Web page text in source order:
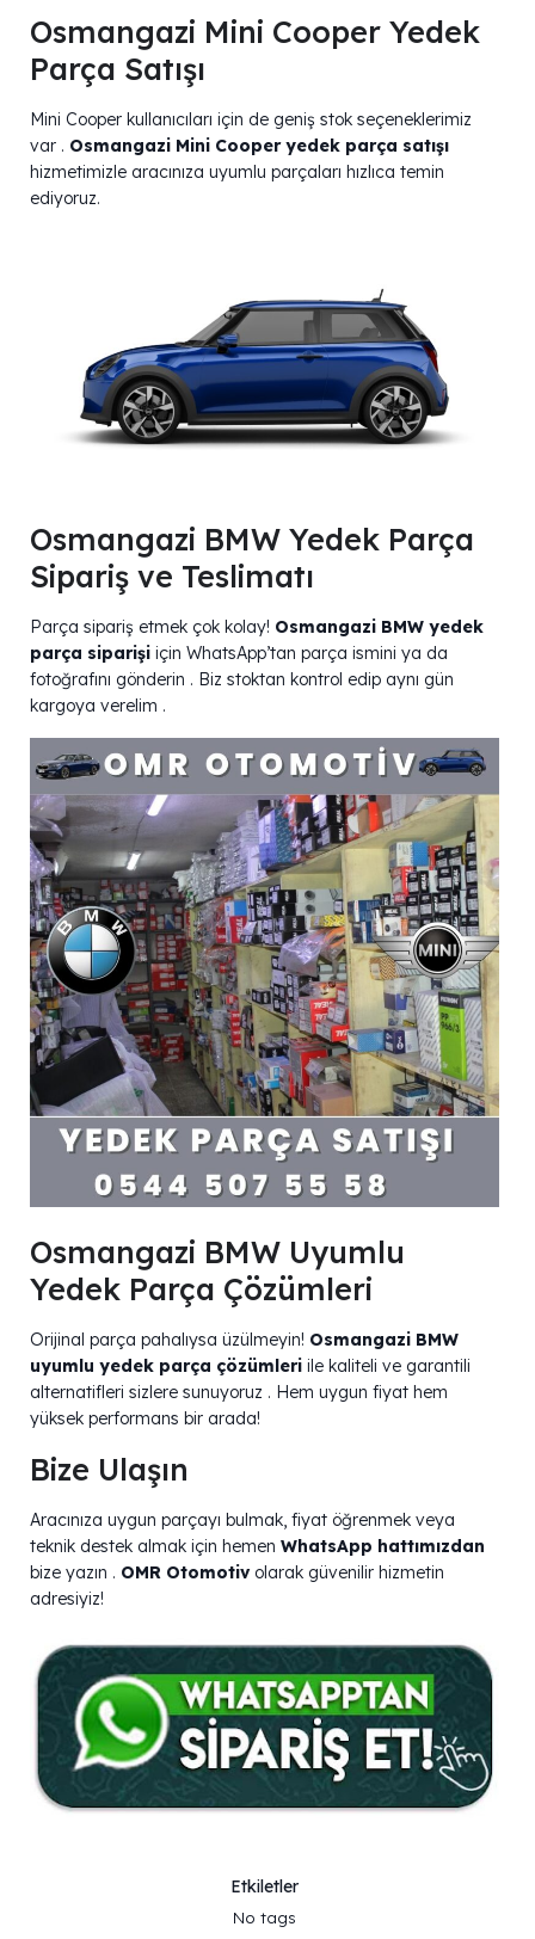
Osmangazi Mini Cooper Yedek
Parça Satışı
Mini Cooper kullanıcıları için de geniş stok seçeneklerimiz
var . Osmangazi Mini Cooper yedek parça satışı
hizmetimizle aracınıza uyumlu parçaları hızlıca temin
ediyoruz.
Osmangazi BMW Yedek Parça
Sipariş ve Teslimatı
Parça sipariş etmek çok kolay! Osmangazi BMW yedek
parça siparişi için WhatsApp’tan parça ismini ya da
fotoğrafını gönderin . Biz stoktan kontrol edip aynı gün
kargoya verelim .
Osmangazi BMW Uyumlu
Yedek Parça Çözümleri
Orijinal parça pahalıysa üzülmeyin! Osmangazi BMW
uyumlu yedek parça çözümleri ile kaliteli ve garantili
alternatifleri sizlere sunuyoruz . Hem uygun fiyat hem
yüksek performans bir arada!
Bize Ulaşın
Aracınıza uygun parçayı bulmak, fiyat öğrenmek veya
teknik destek almak için hemen WhatsApp hattımızdan
bize yazın . OMR Otomotivolarak güvenilir hizmetin
adresiyiz!
Etkiletler
No tags